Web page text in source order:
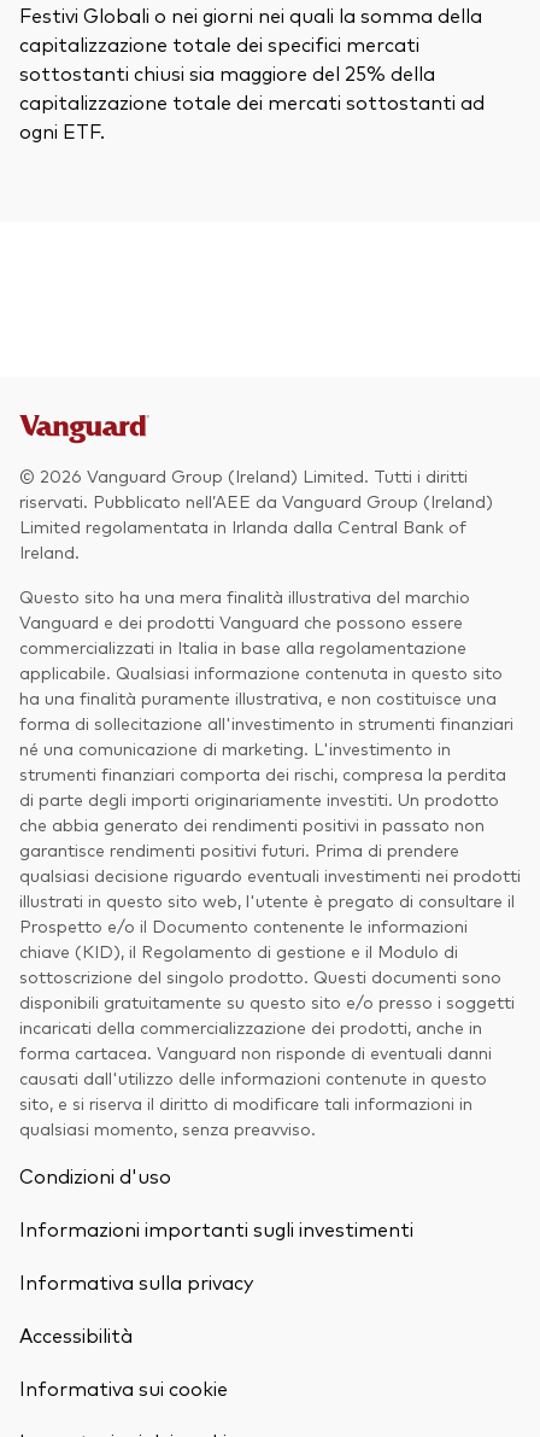
Festivi Globali o nei giorni nei quali la somma della
capitalizzazione totale dei specifici mercati
sottostanti chiusi sia maggiore del 25% della
capitalizzazione totale dei mercati sottostanti ad
ogni ETF.
© 2026 Vanguard Group (Ireland) Limited. Tutti i diritti
riservati. Pubblicato nell’AEE da Vanguard Group (Ireland)
Limited regolamentata in Irlanda dalla Central Bank of
Ireland.
Questo sito ha una mera finalità illustrativa del marchio
Vanguard e dei prodotti Vanguard che possono essere
commercializzati in Italia in base alla regolamentazione
applicabile. Qualsiasi informazione contenuta in questo sito
ha una finalità puramente illustrativa, e non costituisce una
forma di sollecitazione all'investimento in strumenti finanziari
né una comunicazione di marketing. L'investimento in
strumenti finanziari comporta dei rischi, compresa la perdita
di parte degli importi originariamente investiti. Un prodotto
che abbia generato dei rendimenti positivi in passato non
garantisce rendimenti positivi futuri. Prima di prendere
qualsiasi decisione riguardo eventuali investimenti nei prodotti
illustrati in questo sito web, l'utente è pregato di consultare il
Prospetto e/o il Documento contenente le informazioni
chiave (KID), il Regolamento di gestione e il Modulo di
sottoscrizione del singolo prodotto. Questi documenti sono
disponibili gratuitamente su questo sito e/o presso i soggetti
incaricati della commercializzazione dei prodotti, anche in
forma cartacea. Vanguard non risponde di eventuali danni
causati dall'utilizzo delle informazioni contenute in questo
sito, e si riserva il diritto di modificare tali informazioni in
qualsiasi momento, senza preavviso.
Condizioni d'uso
Informazioni importanti sugli investimenti
Informativa sulla privacy
Accessibilità
Informativa sui cookie